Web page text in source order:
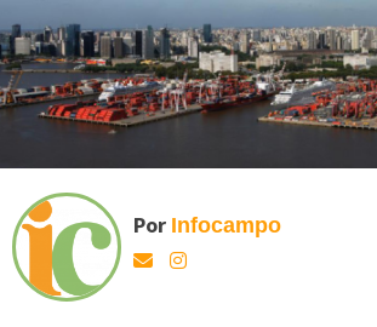
Por Infocampo